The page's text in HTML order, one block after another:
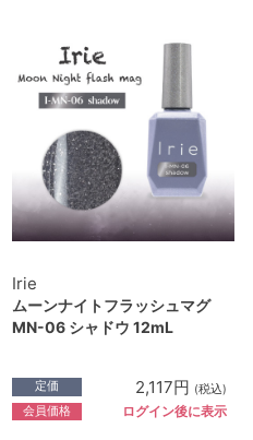
Irie
ムーンナイトフラッシュマグ
MN-06 シャドウ 12mL
定価 2,117円 (税込)
会員価格 ログイン後に表示